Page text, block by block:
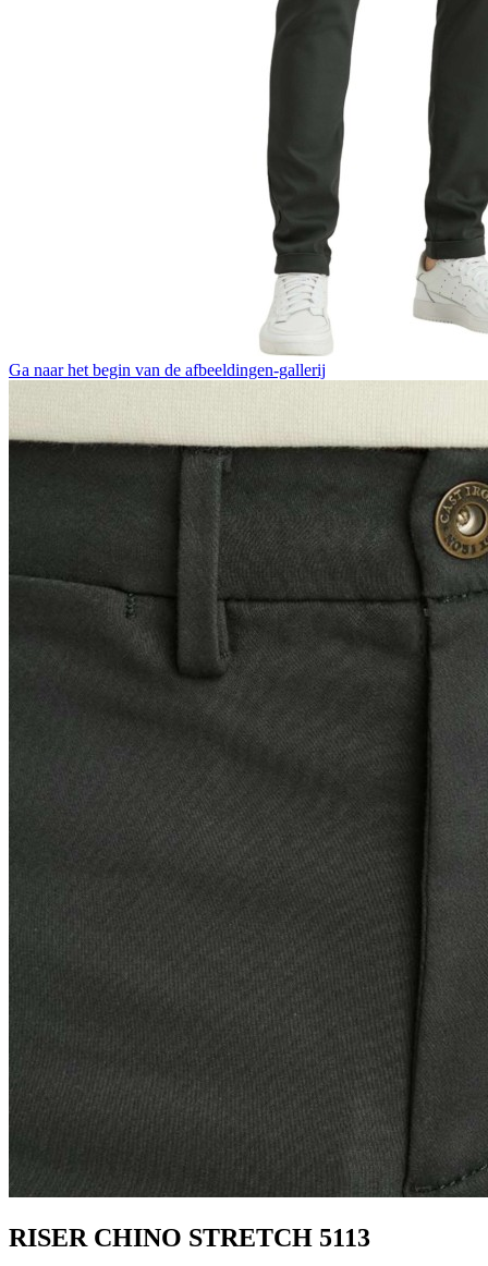
Ga naar het begin van de afbeeldingen-gallerij
RISER CHINO STRETCH 5113